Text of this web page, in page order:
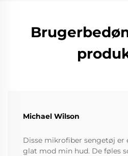
Michael Wilson
Disse mikrofiber sengetøj
glat mod min hud. De føles